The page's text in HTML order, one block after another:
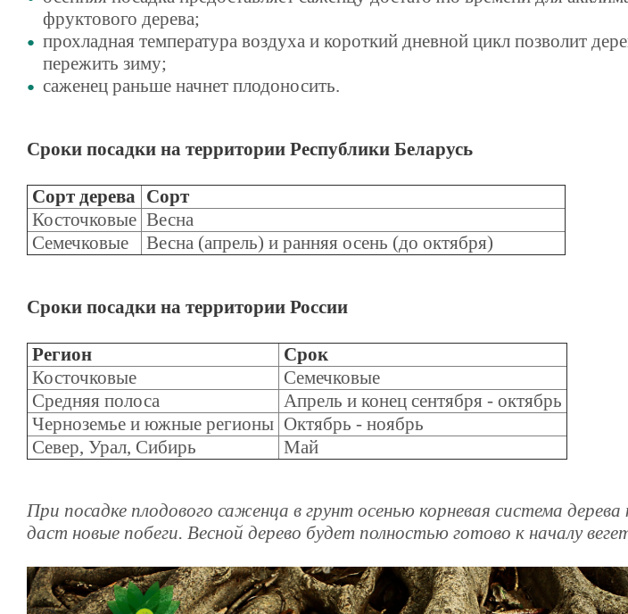
фруктового дерева;
прохладная температура воздуха и короткий дневной цикл позволит
пережить зиму;
саженец раньше начнет плодоносить.
Сроки посадки на территории Республики Беларусь
Сорт дерева Сорт
Косточковые Весна
Семечковые
Весна (апрель) и ранняя осень (до октября)
Сроки посадки на территории России
Регион
Срок
Косточковые
Семечковые
Средняя полоса
Апрель и конец сентября - октябрь
Черноземье и южные регионы Октябрь - ноябрь
Север, Урал, Сибирь
Май
При посадке плодового саженца в грунт осенью корневая система дерева
даст новые побеги. Весной дерево будет полностью готово к началу